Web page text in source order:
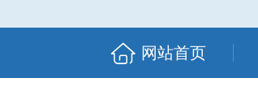
网站首页